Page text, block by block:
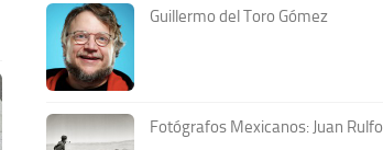
Guillermo del Toro Gómez
Fotógrafos Mexicanos: Juan Rulfo